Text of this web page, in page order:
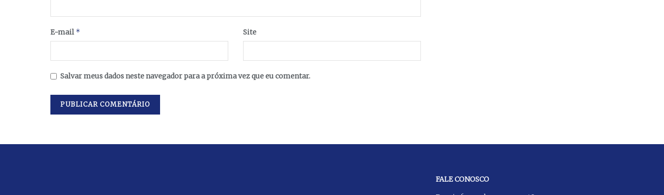
E-mail * Site
Salvar meus dados neste navegador para a próxima vez que eu comentar.
FALE CONOSCO